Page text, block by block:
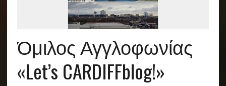
Όμιλος Αγγλοφωνίας
«Let’s CARDIFFblog!»